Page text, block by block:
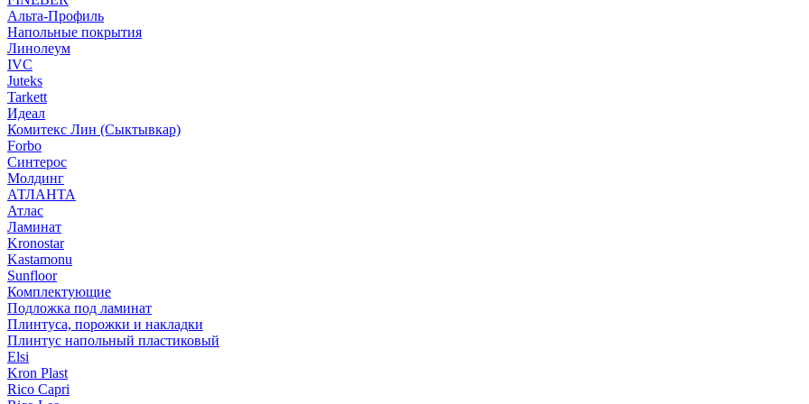
Альта-Профиль
Напольные покрытия
Линолеум
IVC
Juteks
Tarkett
Идеал
Комитекс Лин (Сыктывкар)
Forbo
Синтерос
Молдинг
АТЛАНТА
Атлас
Ламинат
Kronostar
Kastamonu
Sunfloor
Комплектующие
Подложка под ламинат
Плинтуса, порожки и накладки
Плинтус напольный пластиковый
Elsi
Kron Plast
Rico Capri